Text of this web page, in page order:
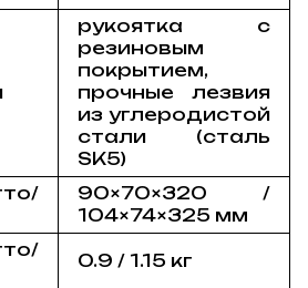
рукоятка с
резиновым
покрытием,
прочные лезвия
из углеродистой
стали (сталь
SK5)
90×70×320 /
104×74×325 мм
0.9 / 1.15 кг